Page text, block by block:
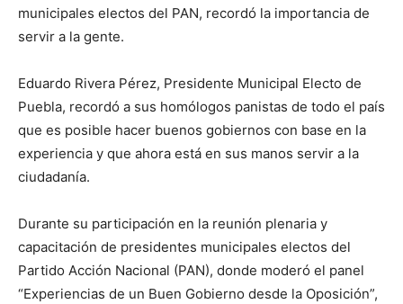
municipales electos del PAN, recordó la importancia de
servir a la gente.
Eduardo Rivera Pérez, Presidente Municipal Electo de
Puebla, recordó a sus homólogos panistas de todo el país
que es posible hacer buenos gobiernos con base en la
experiencia y que ahora está en sus manos servir a la
ciudadanía.
Durante su participación en la reunión plenaria y
capacitación de presidentes municipales electos del
Partido Acción Nacional (PAN), donde moderó el panel
“Experiencias de un Buen Gobierno desde la Oposición”,